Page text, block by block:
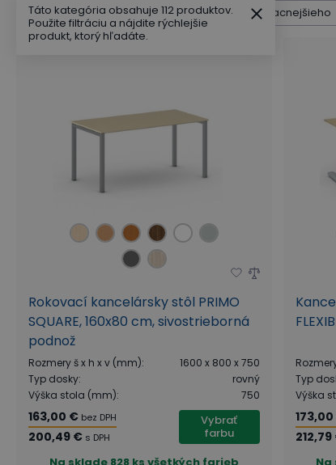
Radenie produktov Výchozí Od najlacnejšieho
Rokovací kancelársky stôl PRIMO
SQUARE, 160x80 cm, sivostrieborná
podnož
Rozmery š x h x v (mm):
1600 x 800 x 750
Typ dosky:
rovný
Výška stola (mm): 750
163,00 € bez DPH
200,49 € s DPH
Vybrať
farbu
Typ
Výška
Táto kategória obsahuje 112 produktov.
Použite filtráciu a nájdite rýchlejšie
produkt, ktorý hľadáte.